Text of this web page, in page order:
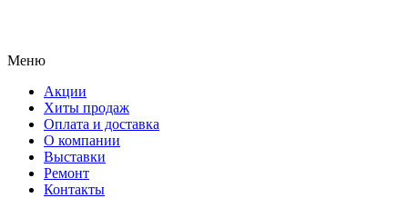
Меню
Акции
Хиты продаж
Оплата и доставка
О компании
Выставки
Ремонт
Контакты